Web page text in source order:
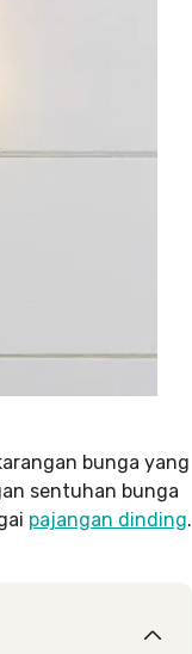
bunga yang
sentuhan bunga
pajangan dinding.